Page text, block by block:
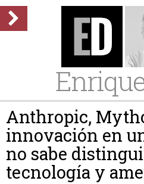
Anthropic,
innovación en
no sabe
tecnología y